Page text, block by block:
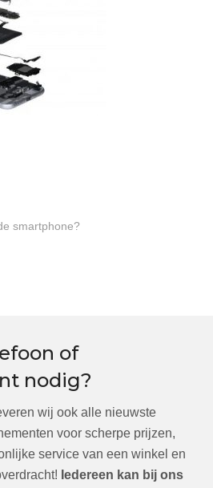
smartphone?
of
nodig?
wij ook alle nieuwste
voor scherpe prijzen,
service van een winkel en
Iedereen kan bij ons